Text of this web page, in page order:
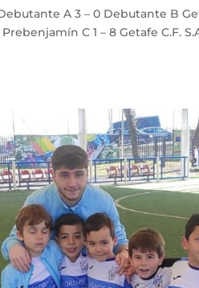
Debutante A 3 – 0 Debutante B
C 1 – 8 Getafe C.F.